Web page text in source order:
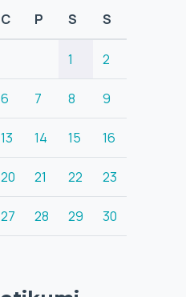
C P S S
1 2
6 7 8 9
13 14 15 16
20 21 22 23
27 28 29 30